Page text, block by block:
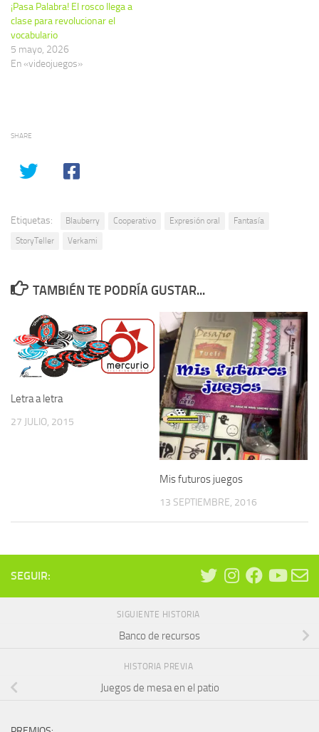
¡Pasa Palabra! El rosco llega a
clase para revolucionar el
vocabulario
5 mayo, 2026
En «videojuegos»
SHARE
Etiquetas: Blauberry Cooperativo Expresión oral
Fantasía
StoryTeller
Verkami
TAMBIÉN TE PODRÍA GUSTAR...
Letra a letra
27 JULIO, 2015
Mis futuros juegos
13 SEPTIEMBRE, 2016
SEGUIR:
SIGUIENTE HISTORIA
Banco de recursos
HISTORIA PREVIA
Juegos de mesa en el patio